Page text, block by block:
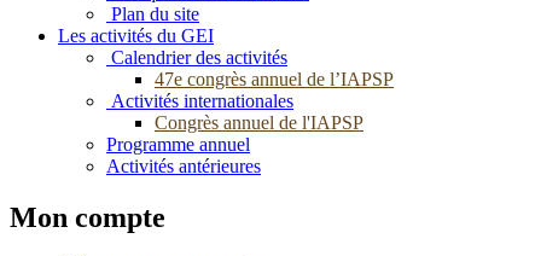
Plan du site
Les activités du GEI
Calendrier des activités
47e congrès annuel de l’IAPSP
Activités internationales
Congrès annuel de l'IAPSP
Programme annuel
Activités antérieures
Mon compte